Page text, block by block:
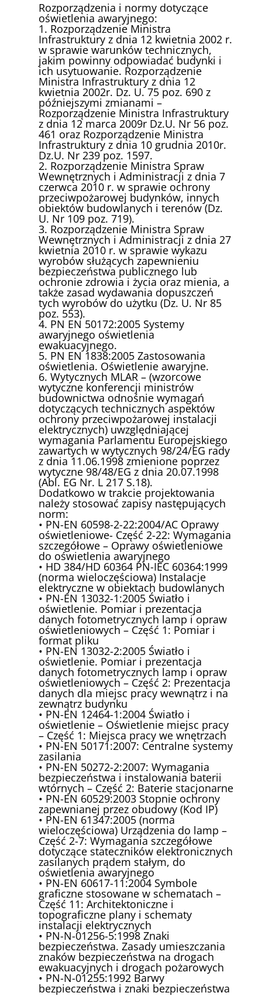
Rozporządzenia i normy dotyczące
oświetlenia awaryjnego:
1. Rozporządzenie Ministra
Infrastruktury z dnia 12 kwietnia 2002 r.
w sprawie warunków technicznych,
jakim powinny odpowiadać budynki i
ich usytuowanie. Rozporządzenie
Ministra Infrastruktury z dnia 12
kwietnia 2002r. Dz. U. 75 poz. 690 z
późniejszymi zmianami –
Rozporządzenie Ministra Infrastruktury
z dnia 12 marca 2009r Dz.U. Nr 56 poz.
461 oraz Rozporządzenie Ministra
Infrastruktury z dnia 10 grudnia 2010r.
Dz.U. Nr 239 poz. 1597.
2. Rozporządzenie Ministra Spraw
Wewnętrznych i Administracji z dnia 7
czerwca 2010 r. w sprawie ochrony
przeciwpożarowej budynków, innych
obiektów budowlanych i terenów (Dz.
U. Nr 109 poz. 719).
3. Rozporządzenie Ministra Spraw
Wewnętrznych i Administracji z dnia 27
kwietnia 2010 r. w sprawie wykazu
wyrobów służących zapewnieniu
bezpieczeństwa publicznego lub
ochronie zdrowia i życia oraz mienia, a
także zasad wydawania dopuszczeń
tych wyrobów do użytku (Dz. U. Nr 85
poz. 553).
4. PN EN 50172:2005 Systemy
awaryjnego oświetlenia
ewakuacyjnego.
5. PN EN 1838:2005 Zastosowania
oświetlenia. Oświetlenie awaryjne.
6. Wytycznych MLAR – (wzorcowe
wytyczne konferencji ministrów
budownictwa odnośnie wymagań
dotyczących technicznych aspektów
ochrony przeciwpożarowej instalacji
elektrycznych) uwzględniającej
wymagania Parlamentu Europejskiego
zawartych w wytycznych 98/24/EG rady
z dnia 11.06.1998 zmienione poprzez
wytyczne 98/48/EG z dnia 20.07.1998
(Abl. EG Nr. L 217 S.18).
Dodatkowo w trakcie projektowania
należy stosować zapisy następujących
norm:
• PN-EN 60598-2-22:2004/AC Oprawy
oświetleniowe- Część 2-22: Wymagania
szczegółowe – Oprawy oświetleniowe
do oświetlenia awaryjnego
• HD 384/HD 60364 PN-IEC 60364:1999
(norma wieloczęściowa) Instalacje
elektryczne w obiektach budowlanych
• PN-EN 13032-1:2005 Światło i
oświetlenie. Pomiar i prezentacja
danych fotometrycznych lamp i opraw
oświetleniowych – Część 1: Pomiar i
format pliku
• PN-EN 13032-2:2005 Światło i
oświetlenie. Pomiar i prezentacja
danych fotometrycznych lamp i opraw
oświetleniowych – Część 2: Prezentacja
danych dla miejsc pracy wewnątrz i na
zewnątrz budynku
• PN-EN 12464-1:2004 Światło i
oświetlenie – Oświetlenie miejsc pracy
– Część 1: Miejsca pracy we wnętrzach
• PN-EN 50171:2007: Centralne systemy
zasilania
• PN-EN 50272-2:2007: Wymagania
bezpieczeństwa i instalowania baterii
wtórnych – Część 2: Baterie stacjonarne
• PN-EN 60529:2003 Stopnie ochrony
zapewnianej przez obudowy (Kod IP)
• PN-EN 61347:2005 (norma
wieloczęściowa) Urządzenia do lamp –
Część 2-7: Wymagania szczegółowe
dotyczące stateczników elektronicznych
zasilanych prądem stałym, do
oświetlenia awaryjnego
• PN-EN 60617-11:2004 Symbole
graficzne stosowane w schematach –
Część 11: Architektoniczne i
topograficzne plany i schematy
instalacji elektrycznych
• PN-N-01256-5:1998 Znaki
bezpieczeństwa. Zasady umieszczania
znaków bezpieczeństwa na drogach
ewakuacyjnych i drogach pożarowych
• PN-N-01255:1992 Barwy
bezpieczeństwa i znaki bezpieczeństwa